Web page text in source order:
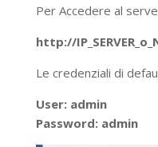
Per Accedere al
http://
Le credenziali di
User: admin
Password: admin